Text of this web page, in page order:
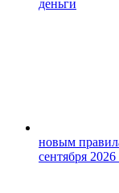
деньги
новым
сентября 2026